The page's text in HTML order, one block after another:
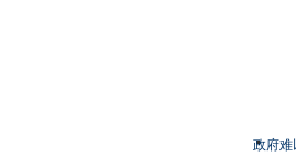
政府难